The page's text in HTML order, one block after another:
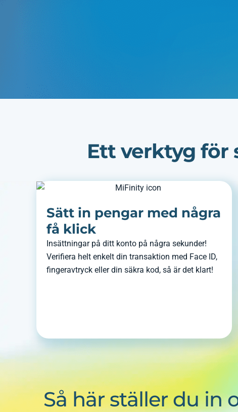
Ett verktyg för
Sätt in pengar med några
få klick
Insättningar på ditt konto på några sekunder!
Verifiera helt enkelt din transaktion med Face ID,
fingeravtryck eller din säkra kod, så är det klart!
Så här ställer du in